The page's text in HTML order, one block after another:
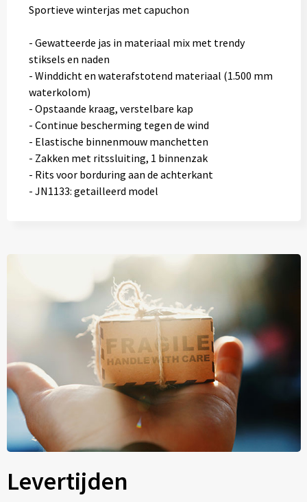
Sportieve winterjas met capuchon
- Gewatteerde jas in materiaal mix met trendy
stiksels en naden
- Winddicht en waterafstotend materiaal (1.500 mm
waterkolom)
- Opstaande kraag, verstelbare kap
- Continue bescherming tegen de wind
- Elastische binnenmouw manchetten
- Zakken met ritssluiting, 1 binnenzak
- Rits voor borduring aan de achterkant
- JN1133: getailleerd model
Levertijden